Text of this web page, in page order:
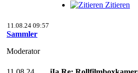
Zitieren
11.08.24 09:57
Sammler
Moderator